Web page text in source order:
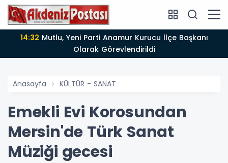
14:12Anamur'da Kasten öldürmeye teşebbüs şüphelisi
tutuklandı
Anasayfa KÜLTÜR - SANAT
Emekli Evi Korosundan
Mersin'de Türk Sanat
Müziği gecesi